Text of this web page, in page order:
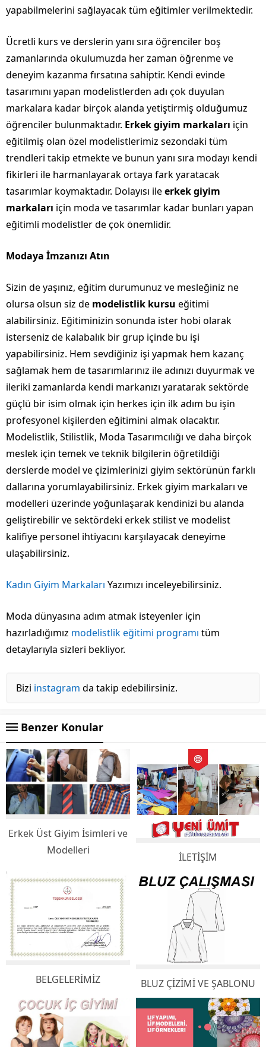
yapabilmelerini sağlayacak tüm eğitimler verilmektedir.
Ücretli kurs ve derslerin yanı sıra öğrenciler boş
zamanlarında okulumuzda her zaman öğrenme ve
deneyim kazanma fırsatına sahiptir. Kendi evinde
tasarımını yapan modelistlerden adı çok duyulan
markalara kadar birçok alanda yetiştirmiş olduğumuz
öğrenciler bulunmaktadır. Erkek giyim markaları için
eğitilmiş olan özel modelistlerimiz sezondaki tüm
trendleri takip etmekte ve bunun yanı sıra modayı kendi
fikirleri ile harmanlayarak ortaya fark yaratacak
tasarımlar koymaktadır. Dolayısı ileerkek giyim
markaları için moda ve tasarımlar kadar bunları yapan
eğitimli modelistler de çok önemlidir.
Modaya İmzanızı Atın
Sizin de yaşınız, eğitim durumunuz ve mesleğiniz ne
olursa olsun siz de modelistlik kursu eğitimi
alabilirsiniz. Eğitiminizin sonunda ister hobi olarak
isterseniz de kalabalık bir grup içinde bu işi
yapabilirsiniz. Hem sevdiğiniz işi yapmak hem kazanç
sağlamak hem de tasarımlarınız ile adınızı duyurmak ve
ileriki zamanlarda kendi markanızı yaratarak sektörde
güçlü bir isim olmak için herkes için ilk adım bu işin
profesyonel kişilerden eğitimini almak olacaktır.
Modelistlik, Stilistlik, Moda Tasarımcılığı ve daha birçok
meslek için temek ve teknik bilgilerin öğretildiği
derslerde model ve çizimlerinizi giyim sektörünün farklı
dallarına yorumlayabilirsiniz. Erkek giyim markaları ve
modelleri üzerinde yoğunlaşarak kendinizi bu alanda
geliştirebilir ve sektördeki erkek stilist ve modelist
kalifiye personel ihtiyacını karşılayacak deneyime
ulaşabilirsiniz.
Kadın Giyim Markaları Yazımızı inceleyebilirsiniz.
Moda dünyasına adım atmak isteyenler için
hazırladığımız modelistlik eğitimi programı tüm
detaylarıyla sizleri bekliyor.
Bizi instagram da takip edebilirsiniz.
Benzer Konular
Erkek Üst Giyim İsimleri ve
Modelleri
İLETİŞİM
BELGELERİMİZ BLUZ ÇİZİMİ VE ŞABLONU